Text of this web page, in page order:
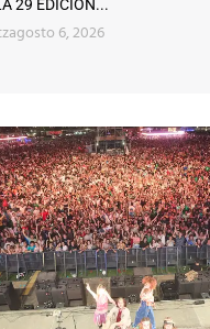
29 EDICIÓN...
agosto 6, 2026